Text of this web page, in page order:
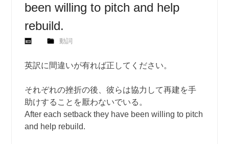
been willing to pitch and help
rebuild.
動詞
英訳に間違いが有れば正してください。
それぞれの挫折の後、彼らは協力して再建を手
助けすることを厭わないでいる。
After each setback they have been willing to pitch
and help rebuild.